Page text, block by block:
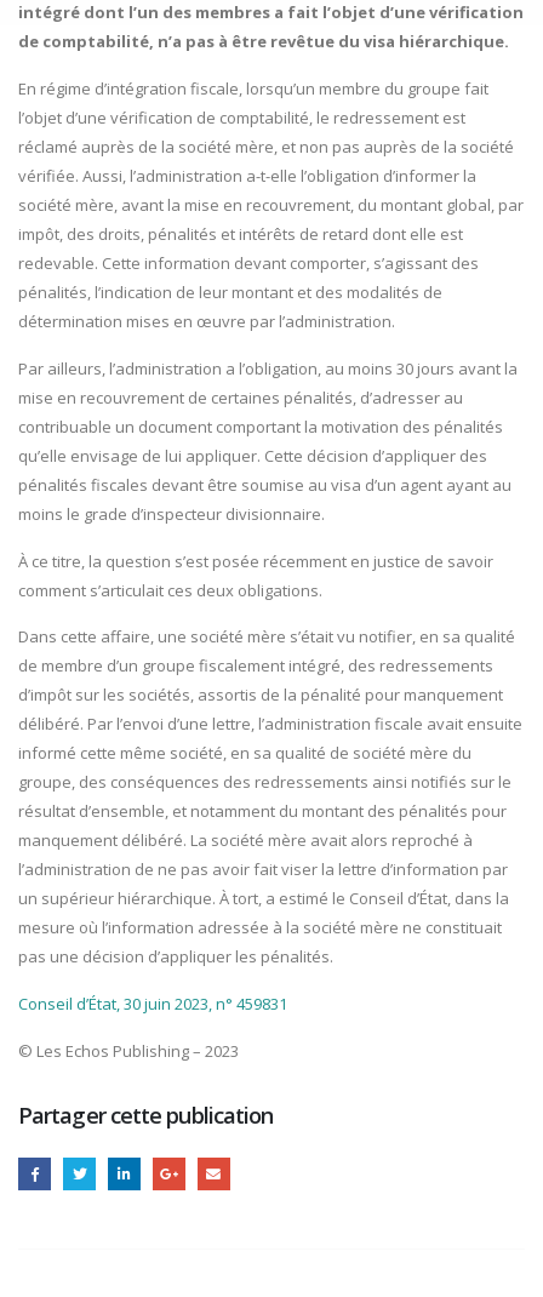
intégré dont l’un des membres a fait l’objet d’une vérification
de comptabilité, n’a pas à être revêtue du visa hiérarchique.
En régime d’intégration fiscale, lorsqu’un membre du groupe fait
l’objet d’une vérification de comptabilité, le redressement est
réclamé auprès de la société mère, et non pas auprès de la société
vérifiée. Aussi, l’administration a-t-elle l’obligation d’informer la
société mère, avant la mise en recouvrement, du montant global, par
impôt, des droits, pénalités et intérêts de retard dont elle est
redevable. Cette information devant comporter, s’agissant des
pénalités, l’indication de leur montant et des modalités de
détermination mises en œuvre par l’administration.
Par ailleurs, l’administration a l’obligation, au moins 30 jours avant la
mise en recouvrement de certaines pénalités, d’adresser au
contribuable un document comportant la motivation des pénalités
qu’elle envisage de lui appliquer. Cette décision d’appliquer des
pénalités fiscales devant être soumise au visa d’un agent ayant au
moins le grade d’inspecteur divisionnaire.
À ce titre, la question s’est posée récemment en justice de savoir
comment s’articulait ces deux obligations.
Dans cette affaire, une société mère s’était vu notifier, en sa qualité
de membre d’un groupe fiscalement intégré, des redressements
d’impôt sur les sociétés, assortis de la pénalité pour manquement
délibéré. Par l’envoi d’une lettre, l’administration fiscale avait ensuite
informé cette même société, en sa qualité de société mère du
groupe, des conséquences des redressements ainsi notifiés sur le
résultat d’ensemble, et notamment du montant des pénalités pour
manquement délibéré. La société mère avait alors reproché à
l’administration de ne pas avoir fait viser la lettre d’information par
un supérieur hiérarchique. À tort, a estimé le Conseil d’État, dans la
mesure où l’information adressée à la société mère ne constituait
pas une décision d’appliquer les pénalités.
Conseil d’État, 30 juin 2023, n° 459831
© Les Echos Publishing – 2023
Partager cette publication